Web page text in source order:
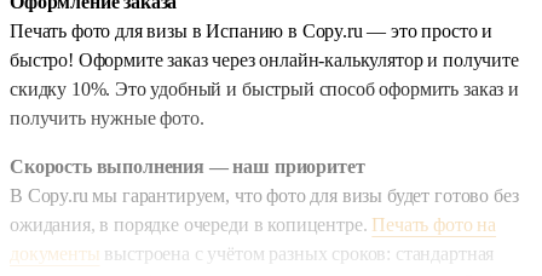
Печать фото для визы в Испанию в Copy.ru — это просто и
быстро! Оформите заказ через онлайн-калькулятор и получите
скидку 10%. Это удобный и быстрый способ оформить заказ и
получить нужные фото.
Скорость выполнения — наш приоритет
В Copy.ru мы гарантируем, что фото для визы будет готово без
ожидания, в порядке очереди в копицентре. Печать фото на
документы выстроена с учётом разных сроков: стандартная